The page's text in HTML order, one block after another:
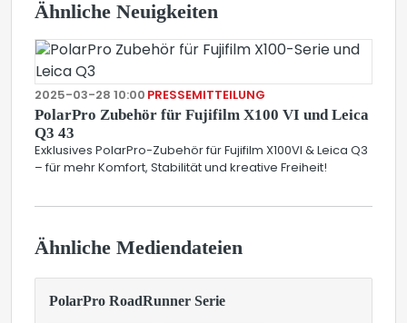
Ähnliche Neuigkeiten
2025-03-28 10:00 PRESSEMITTEILUNG
PolarPro Zubehör für Fujifilm X100 VI und Leica
Q3 43
Exklusives PolarPro-Zubehör für Fujifilm X100VI & Leica Q3
– für mehr Komfort, Stabilität und kreative Freiheit!
Ähnliche Mediendateien
PolarPro RoadRunner Serie